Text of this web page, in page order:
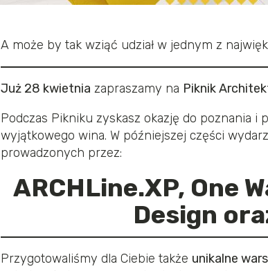
A może by tak wziąć udział w jednym z
Już 28 kwietnia zapraszamy na Piknik
Podczas Pikniku zyskasz okazję do poznania
wyjątkowego wina. W późniejszej części
prowadzonych przez:
ARCHLine.XP, One
Design
Przygotowaliśmy dla Ciebie także unikalne